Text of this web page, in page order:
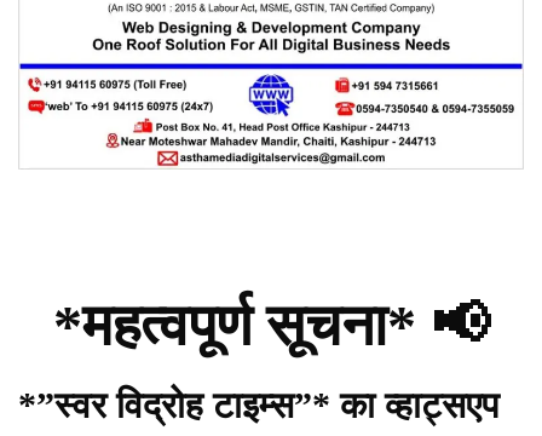
*महत्वपूर्ण सूचना* 📢
*”स्वर विद्रोह टाइम्स”* का व्हाट्सएप